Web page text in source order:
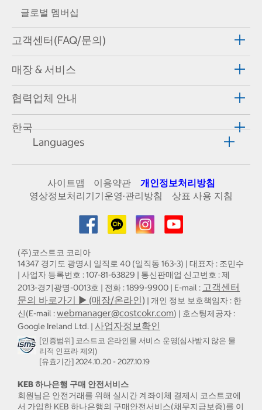
글로벌 멤버십
고객센터(FAQ/문의)
매장 & 서비스
협력업체 안내
한국
Languages
사이트맵 이용약관
개인정보처리방침
영상정보처리기기운영·관리방침
상표 사용 지침
(주)코스트코 코리아
14347 경기도 광명시 일직로 40 (일직동 163-3) | 대표자 : 조민수
| 사업자 등록번호 : 107-81-63829 | 통신판매업 신고번호 : 제
2013-경기광명-0013호 | 전화 : 1899-9900 | E-mail : 고객센터
문의 바로가기 ▶ (매장/온라인) | 개인 정보 보호책임자 : 한
신(E-mail :webmanager@costcokr.com) | 호스팅제공자 :
Google Ireland Ltd. | 사업자정보확인
[인증범위] 코스트코 온라인몰 서비스 운영(심사받지 않은 물
리적 인프라 제외)
[유효기간] 2024.10.20 - 2027.10.19
KEB 하나은행 구매 안전서비스
회원님은 안전거래를 위해 실시간 계좌이체 결제시 코스트코에
서 가입한 KEB 하나은행의 구매안전서비스(채무지급보증)를 이